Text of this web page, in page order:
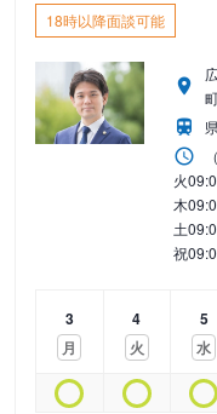
18時以降面談可能
火
木
土
祝
3
月
4
火
5
水